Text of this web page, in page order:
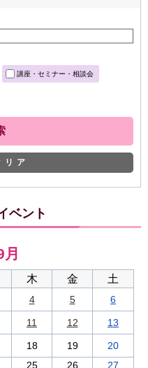
講座・セミナー・相談会
リア
ベント
月
木 金 土
4 5 6
11 12 13
18 19
20
25 26
27